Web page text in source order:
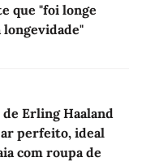
que "foi longe
longevidade"
Erling Haaland
perfeito, ideal
com roupa de